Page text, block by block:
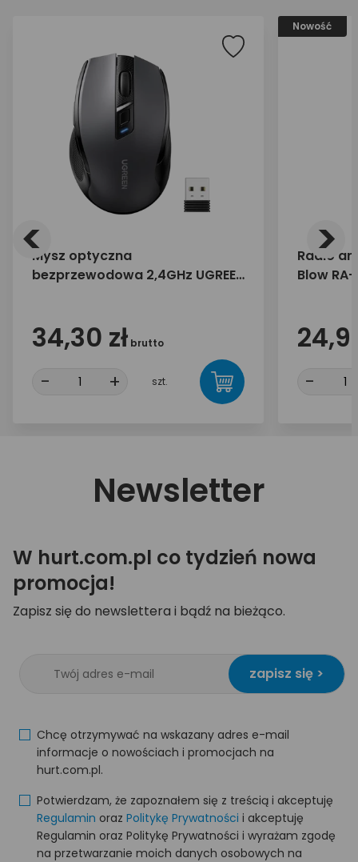
Mysz optyczna
bezprzewodowa 2,4GHz UGREEN
34,30 zł brutto
- + szt.
Nowość
Radio
Blow
-
< >
Newsletter
W hurt.com.pl co tydzień nowa
promocja!
Zapisz się do newslettera i bądź na bieżąco.
zapisz się >
Chcę otrzymywać na wskazany adres e-mail
informacje o nowościach i promocjach na
hurt.com.pl.
Potwierdzam, że zapoznałem się z treścią i akceptuję
Regulamin oraz Politykę Prywatności i akceptuję
Regulamin oraz Politykę Prywatności i wyrażam zgodę
na przetwarzanie moich danych osobowych na